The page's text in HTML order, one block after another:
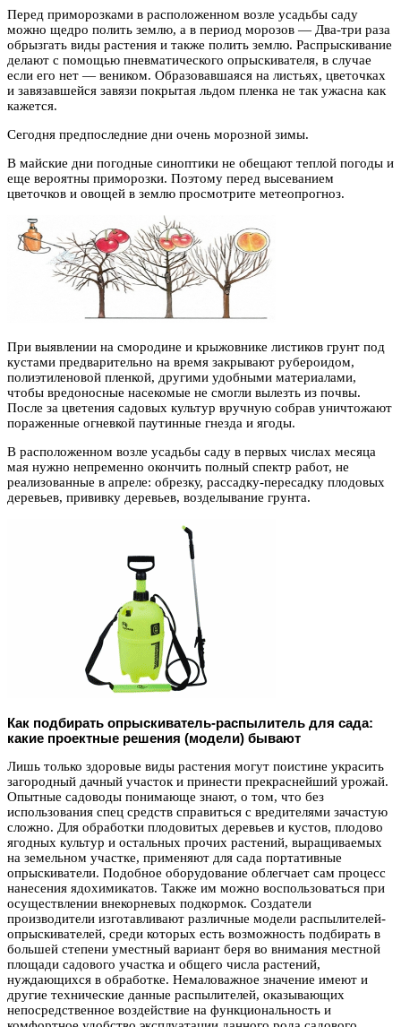
Перед приморозками в расположенном возле усадьбы саду
можно щедро полить землю, а в период морозов — Два-три раза
обрызгать виды растения и также полить землю. Распрыскивание
делают с помощью пневматического опрыскивателя, в случае
если его нет — веником. Образовавшаяся на листьях, цветочках
и завязавшейся завязи покрытая льдом пленка не так ужасна как
кажется.
Сегодня предпоследние дни очень морозной зимы.
В майские дни погодные синоптики не обещают теплой погоды и
еще вероятны приморозки. Поэтому перед высеванием
цветочков и овощей в землю просмотрите метеопрогноз.
При выявлении на смородине и крыжовнике листиков грунт под
кустами предварительно на время закрывают рубероидом,
полиэтиленовой пленкой, другими удобными материалами,
чтобы вредоносные насекомые не смогли вылезть из почвы.
После за цветения садовых культур вручную собрав уничтожают
пораженные огневкой паутинные гнезда и ягоды.
В расположенном возле усадьбы саду в первых числах месяца
мая нужно непременно окончить полный спектр работ, не
реализованные в апреле: обрезку, рассадку-пересадку плодовых
деревьев, прививку деревьев, возделывание грунта.
Как подбирать опрыскиватель-распылитель для сада:
какие проектные решения (модели) бывают
Лишь только здоровые виды растения могут поистине украсить
загородный дачный участок и принести прекраснейший урожай.
Опытные садоводы понимающе знают, о том, что без
использования спец средств справиться с вредителями зачастую
сложно. Для обработки плодовитых деревьев и кустов, плодово
ягодных культур и остальных прочих растений, выращиваемых
на земельном участке, применяют для сада портативные
опрыскиватели. Подобное оборудование облегчает сам процесс
нанесения ядохимикатов. Также им можно воспользоваться при
осуществлении внекорневых подкормок. Создатели
производители изготавливают различные модели распылителей-
опрыскивателей, среди которых есть возможность подбирать в
большей степени уместный вариант беря во внимания местной
площади садового участка и общего числа растений,
нуждающихся в обработке. Немаловажное значение имеют и
другие технические данные распылителей, оказывающих
непосредственное воздействие на функциональность и